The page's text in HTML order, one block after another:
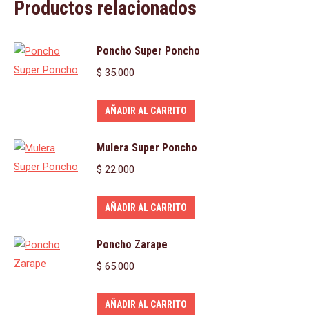
Productos relacionados
Poncho Super Poncho
$ 35.000
AÑADIR AL CARRITO
Mulera Super Poncho
$ 22.000
AÑADIR AL CARRITO
Poncho Zarape
$ 65.000
AÑADIR AL CARRITO